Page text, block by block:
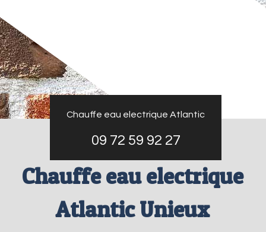
Chauffe eau electrique Atlantic
09 72 59 92 27
Chauffe eau electrique
Atlantic Unieux